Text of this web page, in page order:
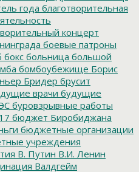
года благотворительная
концерт
боевые патроны
бокс больница большой
бомбоубежище Борис
Бридер брусит
врачи будущие
буровзрывные работы
бюджет Биробиджана
бюджетные организации
учреждения
В. Путин В.И. Ленин
Валдгейм